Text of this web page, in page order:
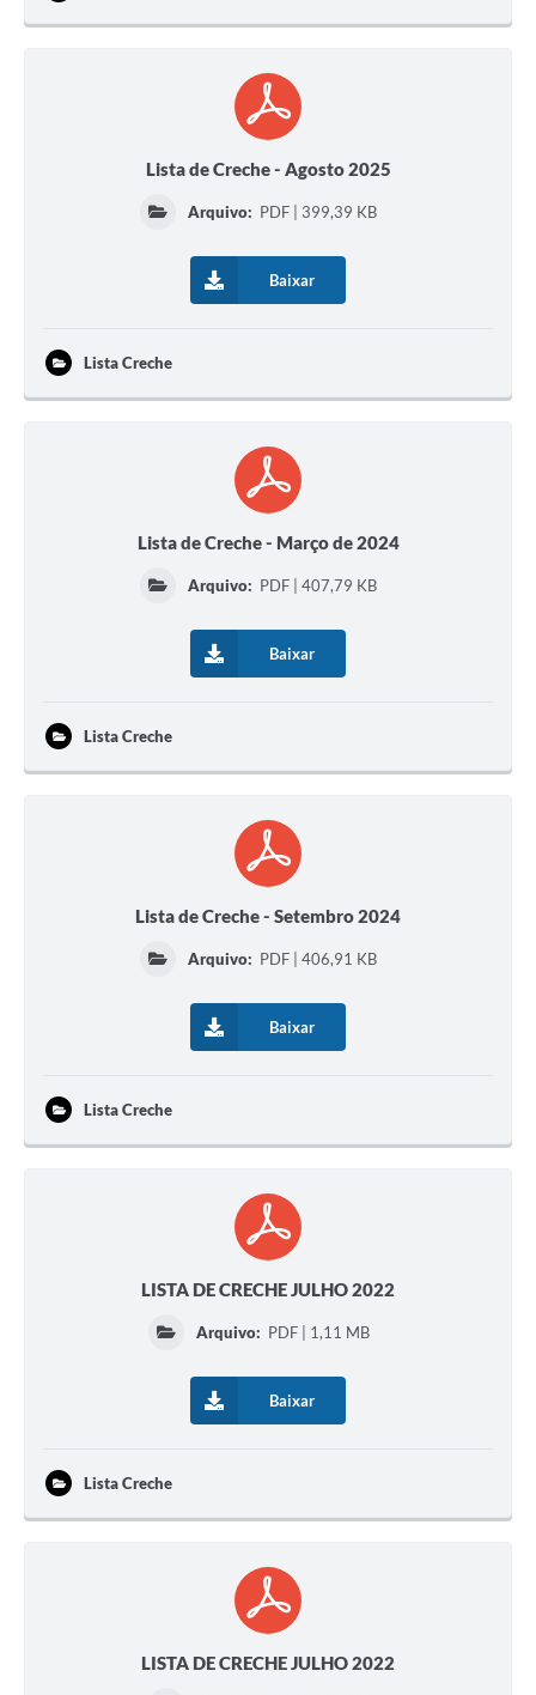
Lista de Creche - Agosto 2025
Arquivo: PDF | 399,39 KB
Baixar
Lista Creche
Lista de Creche - Março de 2024
Arquivo: PDF | 407,79 KB
Baixar
Lista Creche
Lista de Creche - Setembro 2024
Arquivo: PDF | 406,91 KB
Baixar
Lista Creche
LISTA DE CRECHE JULHO 2022
Arquivo: PDF | 1,11 MB
Baixar
Lista Creche
LISTA DE CRECHE JULHO 2022